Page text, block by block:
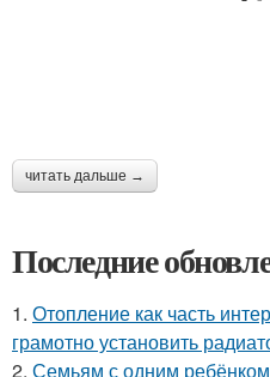
читать дальше →
Последние
1. Отопление как часть
грамотно установить
2. Семьям с одним ребёнком